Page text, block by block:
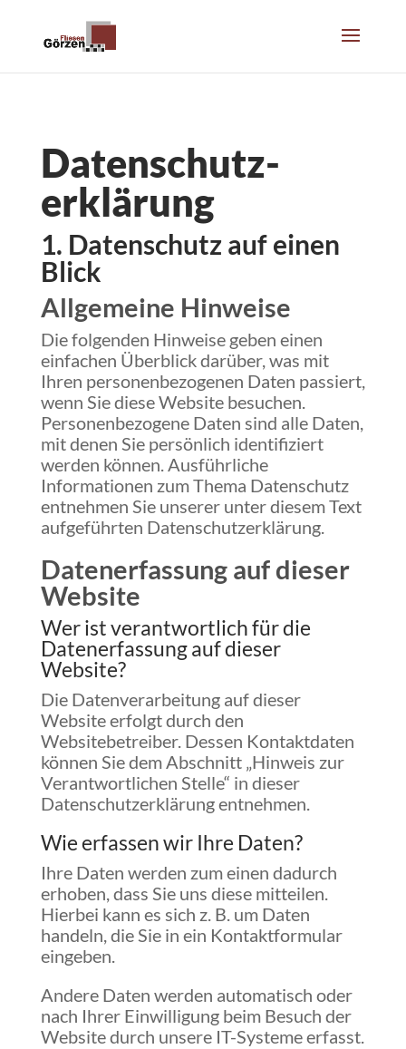
Datenschutz­
erklärung
1. Datenschutz auf einen
Blick
Allgemeine Hinweise
Die folgenden Hinweise geben einen
einfachen Überblick darüber, was mit
Ihren personenbezogenen Daten passiert,
wenn Sie diese Website besuchen.
Personenbezogene Daten sind alle Daten,
mit denen Sie persönlich identifiziert
werden können. Ausführliche
Informationen zum Thema Datenschutz
entnehmen Sie unserer unter diesem Text
aufgeführten Datenschutzerklärung.
Datenerfassung auf dieser
Website
Wer ist verantwortlich für die
Datenerfassung auf dieser
Website?
Die Datenverarbeitung auf dieser
Website erfolgt durch den
Websitebetreiber. Dessen Kontaktdaten
können Sie dem Abschnitt „Hinweis zur
Verantwortlichen Stelle“ in dieser
Datenschutzerklärung entnehmen.
Wie erfassen wir Ihre Daten?
Ihre Daten werden zum einen dadurch
erhoben, dass Sie uns diese mitteilen.
Hierbei kann es sich z. B. um Daten
handeln, die Sie in ein Kontaktformular
eingeben.
Andere Daten werden automatisch oder
nach Ihrer Einwilligung beim Besuch der
Website durch unsere IT-Systeme erfasst.